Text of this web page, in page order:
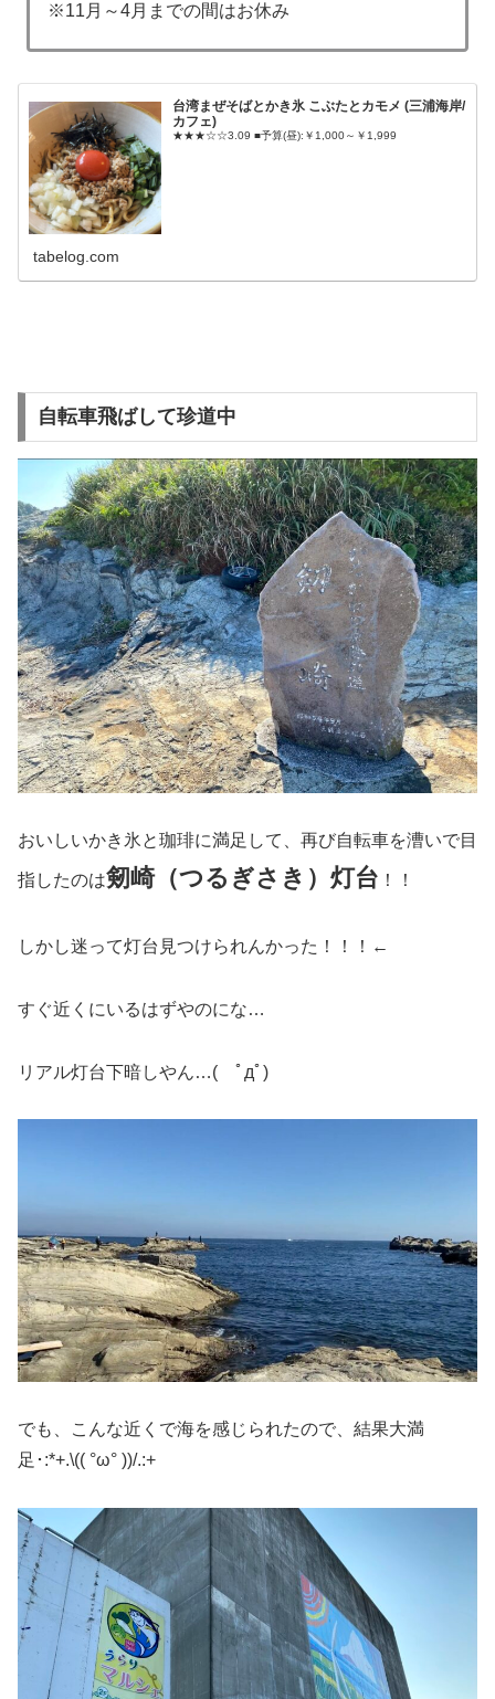
※11月～4月までの間はお休み
台湾まぜそばとかき氷 こぶたとカモメ (三浦海岸/
カフェ)
★★★☆☆3.09 ■予算(昼):￥1,000～￥1,999
tabelog.com
自転車飛ばして珍道中
おいしいかき氷と珈琲に満足して、再び自転車を漕いで目
指したのは剱崎（つるぎさき）灯台 ！！
しかし迷って灯台見つけられんかった！！！←
すぐ近くにいるはずやのにな…
リアル灯台下暗しやん…( ﾟдﾟ)
でも、こんな近くで海を感じられたので、結果大満
足･:*+.\(( °ω° ))/.:+